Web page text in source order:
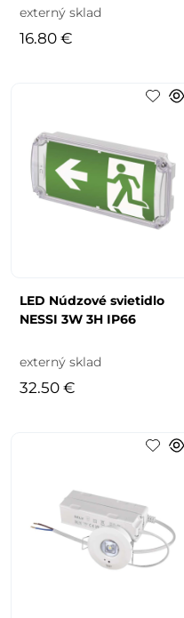
externý sklad
16.80 €
LED Núdzové svietidlo
NESSI 3W 3H IP66
externý sklad
32.50 €